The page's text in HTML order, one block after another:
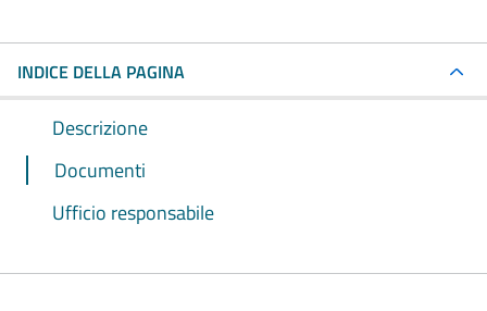
INDICE DELLA PAGINA
Descrizione
Documenti
Ufficio responsabile